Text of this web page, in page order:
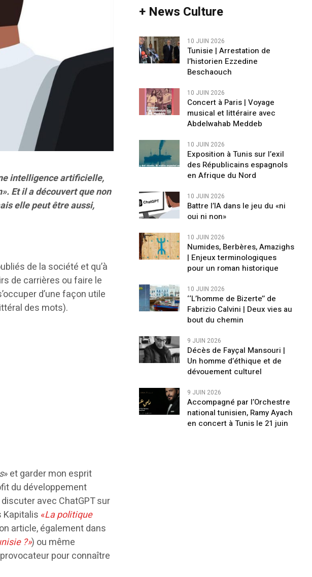
intelligence artificielle,
Et il a découvert que non
elle peut être aussi,
de la société et qu’à
de carrières ou faire le
d’une façon utile
des mots).
» et garder mon esprit
du développement
avec ChatGPT sur
Kapitalis «La politique
article, également dans
?») ou même
pour connaître
+ News Culture
10 JUIN 2026
Tunisie | Arrestation de
l’historien Ezzedine
Beschaouch
10 JUIN 2026
Concert à Paris | Voyage
musical et littéraire avec
Abdelwahab Meddeb
10 JUIN 2026
Exposition à Tunis sur l’exil
des Républicains espagnols
en Afrique du Nord
10 JUIN 2026
Battre l’IA dans le jeu du «ni
oui ni non»
10 JUIN 2026
Numides, Berbères, Amazighs
| Enjeux terminologiques
pour un roman historique
10 JUIN 2026
‘‘L’homme de Bizerte’’ de
Fabrizio Calvini | Deux vies au
bout du chemin
9 JUIN 2026
Décès de Fayçal Mansouri |
Un homme d’éthique et de
dévouement culturel
9 JUIN 2026
Accompagné par l’Orchestre
national tunisien, Ramy Ayach
en concert à Tunis le 21 juin